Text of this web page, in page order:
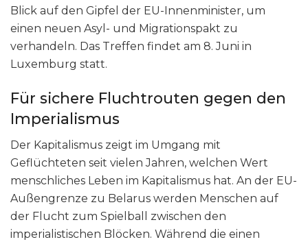
Blick auf den Gipfel der EU-Innenminister, um
einen neuen Asyl- und Migrationspakt zu
verhandeln. Das Treffen findet am 8. Juni in
Luxemburg statt.
Für sichere Fluchtrouten gegen den
Imperialismus
Der Kapitalismus zeigt im Umgang mit
Geflüchteten seit vielen Jahren, welchen Wert
menschliches Leben im Kapitalismus hat. An der EU-
Außengrenze zu Belarus werden Menschen auf
der Flucht zum Spielball zwischen den
imperialistischen Blöcken. Während die einen